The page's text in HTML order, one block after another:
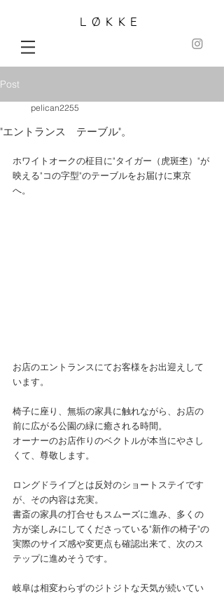
LØKKE
Post
"エントランス テーブル"。
pelican2255
ホワイトオークの柾目に"タイガー（虎斑杢）"が
映える"コの字型"のテーブルをお届けに東京
へ。
お店のエントランスにてお客様をお出迎えして
います。
椅子に座り、無垢の家具に触れながら、お店の
前に広がる公園の緑に癒される時間。
オーナーのお店作りのベクトルが本当にやさし
くて、尊敬します。
ロングドライブとは反対のショートステイです
が、その内容は充実。
書斎の家具の打合せもスムーズに進み、多くの
方が楽しみにしてくださっている"新作の椅子"の
実際のサイズ感や変更点も確認出来て、次のス
テップに進めそうです。
岐阜は相変わらずのジトジトな天気が続いてい